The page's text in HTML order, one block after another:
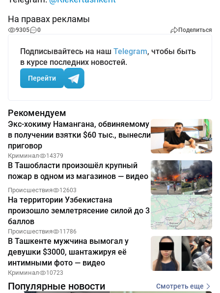
На правах рекламы
9305 0 Поделиться
Подписывайтесь на наш Telegram, чтобы быть
в курсе последних новостей.
Перейти
Рекомендуем
Экс-хокиму Намангана, обвиняемому
в получении взятки $60 тыс., вынесли
приговор
Криминал 14379
В Ташобласти произошёл крупный
пожар в одном из магазинов — видео
Происшествия 12603
На территории Узбекистана
произошло землетрясение силой до 3
баллов
Происшествия 11786
В Ташкенте мужчина вымогал у
девушки $3000, шантажируя её
интимными фото — видео
Криминал 10723
Популярные новости Смотреть еще